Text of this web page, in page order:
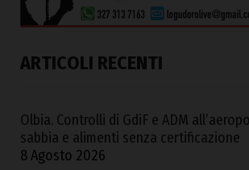
ARTICOLI RECENTI
Olbia. Controlli di GdiF e ADM
sabbia e alimenti senza certificazione
8 Agosto 2026